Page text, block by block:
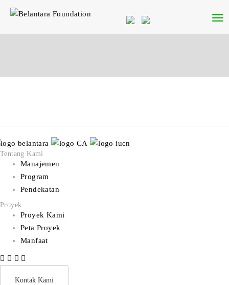
Tentang Kami
Manajemen
Program
Pendekatan
Proyek
Proyek Kami
Peta Proyek
Manfaat
Kontak Kami